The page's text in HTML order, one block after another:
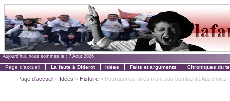
Aujourd'hui, nous sommes le : 7 Août 2026
Page d'accueil La faute à Diderot Idées Faits et arguments Chroniques du
Page d'accueil » Idées » Histoire » Pourquoi les alliés n’ont pas bombardé Auschwitz